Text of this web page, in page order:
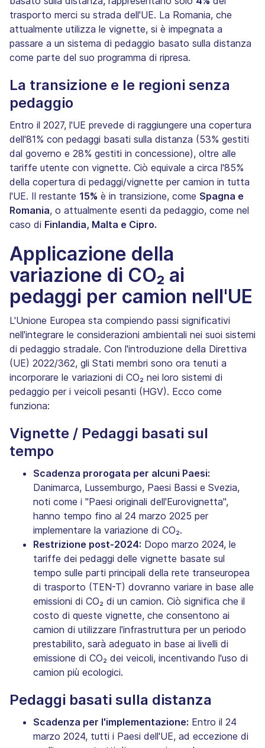
trasporto merci su strada dell'UE. La Romania, che
attualmente utilizza le vignette, si è impegnata a
passare a un sistema di pedaggio basato sulla distanza
come parte del suo programma di ripresa.
La transizione e le regioni senza
pedaggio
Entro il 2027, l'UE prevede di raggiungere una copertura
dell'81% con pedaggi basati sulla distanza (53% gestiti
dal governo e 28% gestiti in concessione), oltre alle
tariffe utente con vignette. Ciò equivale a circa l'85%
della copertura di pedaggi/vignette per camion in tutta
l'UE. Il restante 15% è in transizione, come Spagna e
Romania, o attualmente esenti da pedaggio, come nel
caso di Finlandia, Malta e Cipro.
Applicazione della
variazione di CO₂ ai
pedaggi per camion nell'UE
L'Unione Europea sta compiendo passi significativi
nell'integrare le considerazioni ambientali nei suoi sistemi
di pedaggio stradale. Con l'introduzione della Direttiva
(UE) 2022/362, gli Stati membri sono ora tenuti a
incorporare le variazioni di CO₂ nei loro sistemi di
pedaggio per i veicoli pesanti (HGV). Ecco come
funziona:
Vignette / Pedaggi basati sul
tempo
Scadenza prorogata per alcuni Paesi:
Danimarca, Lussemburgo, Paesi Bassi e Svezia,
noti come i "Paesi originali dell'Eurovignetta",
hanno tempo fino al 24 marzo 2025 per
implementare la variazione di CO₂.
Restrizione post-2024: Dopo marzo 2024, le
tariffe dei pedaggi delle vignette basate sul
tempo sulle parti principali della rete transeuropea
di trasporto (TEN-T) dovranno variare in base alle
emissioni di CO₂ di un camion. Ciò significa che il
costo di queste vignette, che consentono ai
camion di utilizzare l'infrastruttura per un periodo
prestabilito, sarà adeguato in base ai livelli di
emissione di CO₂ dei veicoli, incentivando l'uso di
camion più ecologici.
Pedaggi basati sulla distanza
Scadenza per l'implementazione: Entro il 24
marzo 2024, tutti i Paesi dell'UE, ad eccezione di